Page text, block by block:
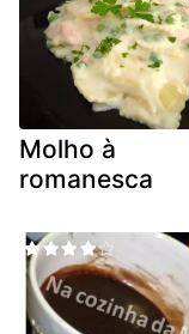
Molho à
romanesca